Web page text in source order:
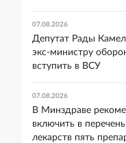
07.08.2026
Депутат Рады
экс-министру
вступить в ВСУ
07.08.2026
В Минздраве
включить в
лекарств пять